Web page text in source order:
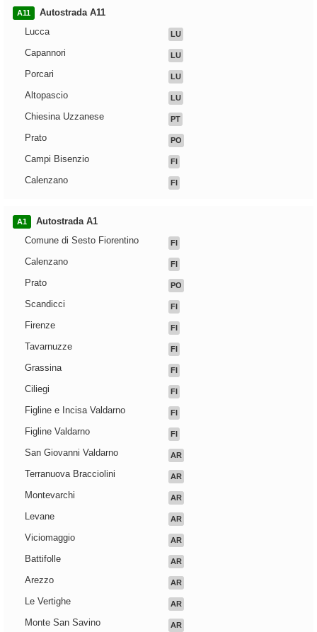
A11
Autostrada A11
Lucca
LU
Capannori LU
Porcari LU
Altopascio LU
Chiesina Uzzanese PT
Prato PO
Campi Bisenzio FI
Calenzano FI
A1
Autostrada A1
Comune di Sesto Fiorentino
FI
Calenzano FI
Prato PO
Scandicci FI
Firenze FI
Tavarnuzze FI
Grassina FI
Ciliegi FI
Figline e Incisa Valdarno FI
Figline Valdarno FI
San Giovanni Valdarno AR
Terranuova Bracciolini AR
Montevarchi AR
Levane AR
Viciomaggio AR
Battifolle AR
Arezzo AR
Le Vertighe AR
Monte San Savino AR